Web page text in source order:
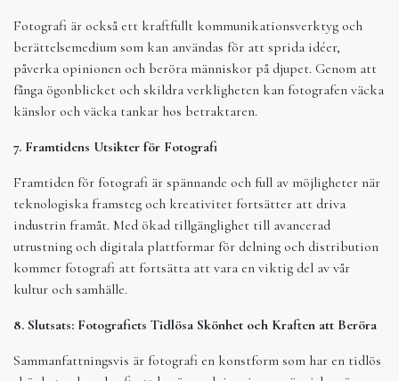
Fotografi är också ett kraftfullt kommunikationsverktyg och
berättelsemedium som kan användas för att sprida idéer,
påverka opinionen och beröra människor på djupet. Genom att
fånga ögonblicket och skildra verkligheten kan fotografen väcka
känslor och väcka tankar hos betraktaren.
7. Framtidens Utsikter för Fotografi
Framtiden för fotografi är spännande och full av möjligheter när
teknologiska framsteg och kreativitet fortsätter att driva
industrin framåt. Med ökad tillgänglighet till avancerad
utrustning och digitala plattformar för delning och distribution
kommer fotografi att fortsätta att vara en viktig del av vår
kultur och samhälle.
8. Slutsats: Fotografiets Tidlösa Skönhet och Kraften att Beröra
Sammanfattningsvis är fotografi en konstform som har en tidlös